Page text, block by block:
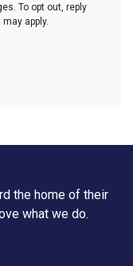
To opt out, reply
apply.
the home of their
what we do.